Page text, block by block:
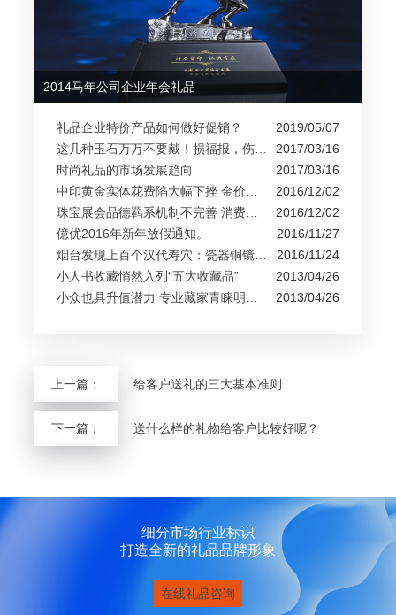
2014马年公司企业年会礼品
2019/05/07
礼品企业特价产品如何做好促销？
2017/03/16
这几种玉石万万不要戴！损福报，伤身材...
2017/03/16
时尚礼品的市场发展趋向
2016/12/02
中印黄金实体花费陷大幅下挫 金价还能涨...
2016/12/02
珠宝展会品德羁系机制不完善 消费者购物...
2016/11/27
億优2016年新年放假通知。
2016/11/24
烟台发现上百个汉代寿穴：瓷器铜镜出土...
2013/04/26
小人书收藏悄然入列“五大收藏品”
2013/04/26
小众也具升值潜力 专业藏家青睐明清刊本...
上一篇： 给客户送礼的三大基本准则
下一篇： 送什么样的礼物给客户比较好呢？
细分市场行业标识
打造全新的礼品品牌形象
在线礼品咨询